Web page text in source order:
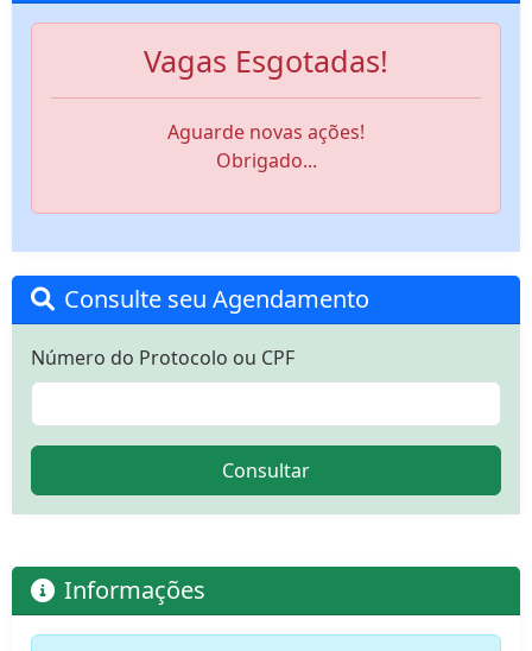
Vagas Esgotadas!
Aguarde novas ações!
Obrigado...
Consulte seu Agendamento
Número do Protocolo ou CPF
Consultar
Informações